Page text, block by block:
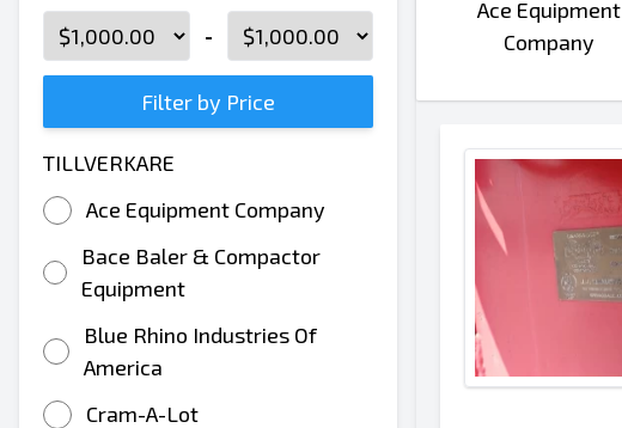
-
Filter by Price
TILLVERKARE
Ace Equipment Company
Bace Baler & Compactor
Equipment
Blue Rhino Industries Of
America
Cram-A-Lot
Ace Equipment
Company